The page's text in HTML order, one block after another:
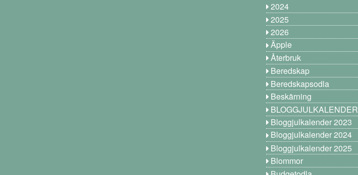
2024
2025
2026
Äpple
Återbruk
Beredskap
Beredskapsodla
Beskärning
BLOGGJULKALENDER
Bloggjulkalender 2023
Bloggjulkalender 2024
Bloggjulkalender 2025
Blommor